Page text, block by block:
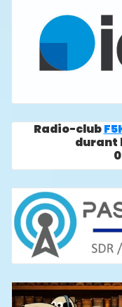
Radio-club
durant